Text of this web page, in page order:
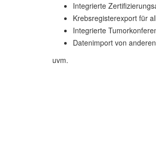
Integrierte
Krebsregisterexport für
Integrierte
Datenimport von
uvm.